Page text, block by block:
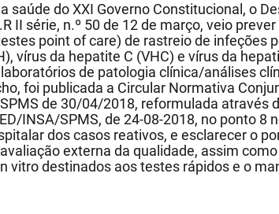
saúde do XXI Governo Constitucional, o
II série, n.º 50 de 12 de março, veio
point of care) de rastreio de infeções
vírus da hepatite C (VHC) e vírus da
de patologia clínica/análises
foi publicada a Circular Normativa
de 30/04/2018, reformulada através
INSA/SPMS, de 24-08-2018, no ponto 8
dos casos reativos, e esclarecer o
externa da qualidade, assim
vitro destinados aos testes rápidos e o